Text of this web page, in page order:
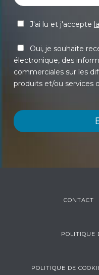
J'ai lu et j'accepte
Oui, je souhaite
électronique, des
commerciales sur les
produits et/ou services
CONTACT
POLITIQUE
POLITIQUE DE